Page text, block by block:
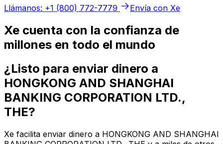
Llámanos: +1 (800) 772-7779
Envía con Xe
Xe cuenta con la confianza de
millones en todo el mundo
¿Listo para enviar dinero a
HONGKONG AND SHANGHAI
BANKING CORPORATION LTD.,
THE?
Xe facilita enviar dinero a HONGKONG AND SHANGHAI